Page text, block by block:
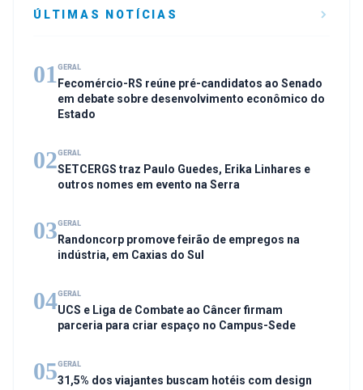
ÚLTIMAS NOTÍCIAS
01 GERAL
Fecomércio-RS reúne pré-candidatos ao Senado
em debate sobre desenvolvimento econômico do
Estado
02GERAL
SETCERGS traz Paulo Guedes, Erika Linhares e
outros nomes em evento na Serra
03GERAL
Randoncorp promove feirão de empregos na
indústria, em Caxias do Sul
04GERAL
UCS e Liga de Combate ao Câncer firmam
parceria para criar espaço no Campus-Sede
05GERAL
31,5% dos viajantes buscam hotéis com design